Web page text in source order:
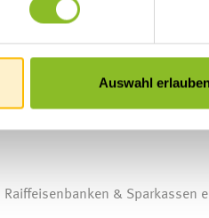
Auswahl
Feierlichkeiten und
Grund, Freunde und
zeigen die beiden
& Sparkassen